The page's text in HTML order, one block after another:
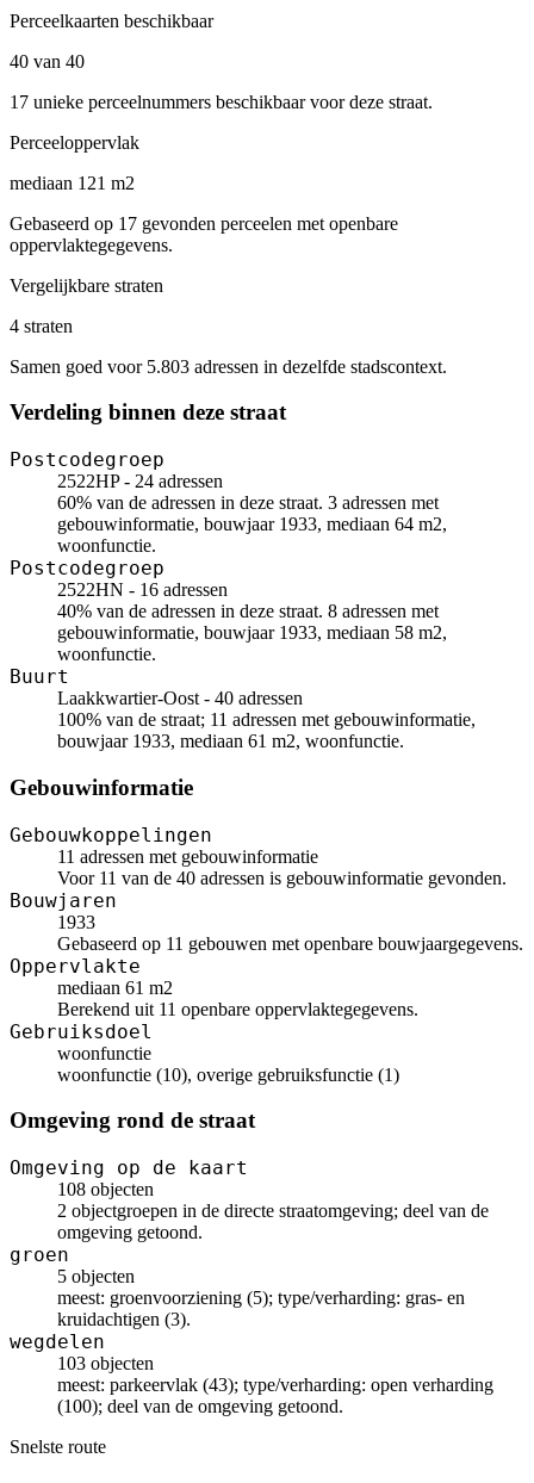
Perceelkaarten beschikbaar
40 van 40
17 unieke perceelnummers beschikbaar voor deze straat.
Perceeloppervlak
mediaan 121 m2
Gebaseerd op 17 gevonden perceelen met openbare
oppervlaktegegevens.
Vergelijkbare straten
4 straten
Samen goed voor 5.803 adressen in dezelfde stadscontext.
Verdeling binnen deze straat
Postcodegroep
2522HP - 24 adressen
60% van de adressen in deze straat. 3 adressen met
gebouwinformatie, bouwjaar 1933, mediaan 64 m2,
woonfunctie.
Postcodegroep
2522HN - 16 adressen
40% van de adressen in deze straat. 8 adressen met
gebouwinformatie, bouwjaar 1933, mediaan 58 m2,
woonfunctie.
Buurt
Laakkwartier-Oost - 40 adressen
100% van de straat; 11 adressen met gebouwinformatie,
bouwjaar 1933, mediaan 61 m2, woonfunctie.
Gebouwinformatie
Gebouwkoppelingen
11 adressen met gebouwinformatie
Voor 11 van de 40 adressen is gebouwinformatie gevonden.
Bouwjaren
1933
Gebaseerd op 11 gebouwen met openbare bouwjaargegevens.
Oppervlakte
mediaan 61 m2
Berekend uit 11 openbare oppervlaktegegevens.
Gebruiksdoel
woonfunctie
woonfunctie (10), overige gebruiksfunctie (1)
Omgeving rond de straat
Omgeving op de kaart
108 objecten
2 objectgroepen in de directe straatomgeving; deel van de
omgeving getoond.
groen
5 objecten
meest: groenvoorziening (5); type/verharding: gras- en
kruidachtigen (3).
wegdelen
103 objecten
meest: parkeervlak (43); type/verharding: open verharding
(100); deel van de omgeving getoond.
Snelste route